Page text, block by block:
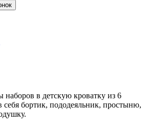
в детскую кроватку из 6
бортик, пододеяльник, простыню,